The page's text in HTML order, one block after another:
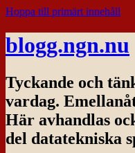
Hoppa till primärt innehåll
blogg.ngn.nu
Tyckande och
vardag.
Här avhandlas
del datatekniska